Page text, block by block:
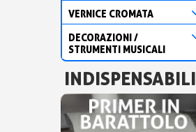
VERNICE CROMATA
DECORAZIONI /
STRUMENTI MUSICALI
INDISPENSABILI